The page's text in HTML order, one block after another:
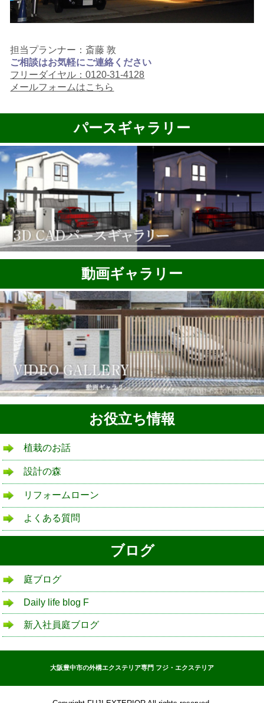
担当プランナー：斎藤 敦
ご相談はお気軽にご連絡ください
フリーダイヤル：0120-31-4128
メールフォームはこちら
パースギャラリー
動画ギャラリー
お役立ち情報
植栽のお話
設計の森
リフォームローン
よくある質問
ブログ
庭ブログ
Daily life blog F
新入社員庭ブログ
大阪豊中市の外構エクステリア専門 フジ・エクステリア